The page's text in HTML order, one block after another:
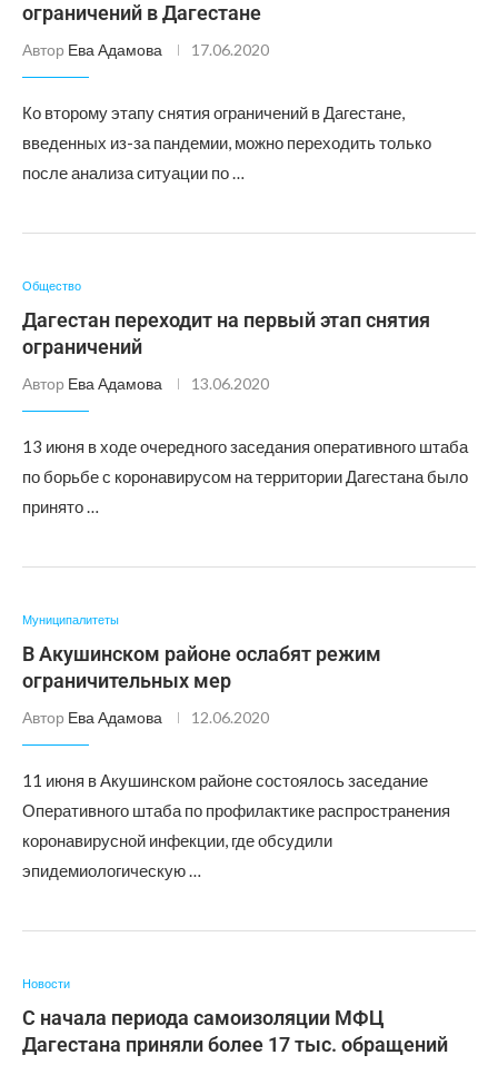
ограничений в Дагестане
Автор Ева Адамова 17.06.2020
Ко второму этапу снятия ограничений в Дагестане,
введенных из-за пандемии, можно переходить только
после анализа ситуации по …
Общество
Дагестан переходит на первый этап снятия
ограничений
Автор Ева Адамова 13.06.2020
13 июня в ходе очередного заседания оперативного штаба
по борьбе с коронавирусом на территории Дагестана было
принято …
Муниципалитеты
В Акушинском районе ослабят режим
ограничительных мер
Автор Ева Адамова 12.06.2020
11 июня в Акушинском районе состоялось заседание
Оперативного штаба по профилактике распространения
коронавирусной инфекции, где обсудили
эпидемиологическую …
Новости
С начала периода самоизоляции МФЦ
Дагестана приняли более 17 тыс. обращений